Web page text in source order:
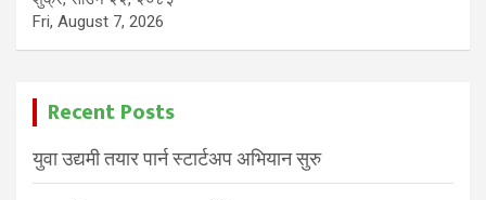
Fri, August 7, 2026
Recent Posts
युवा उद्यमी तयार पार्न स्टार्टअप अभियान सुरु